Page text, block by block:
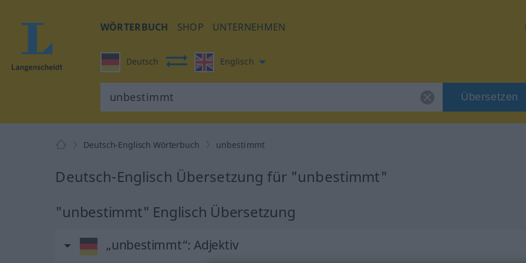
WÖRTERBUCH SHOP UNTERNEHMEN
Deutsch Englisch
Übersetzen
Deutsch-Englisch Wörterbuch unbestimmt
Deutsch-Englisch Übersetzung für "unbestimmt"
"unbestimmt" Englisch Übersetzung
„unbestimmt“: Adjektiv